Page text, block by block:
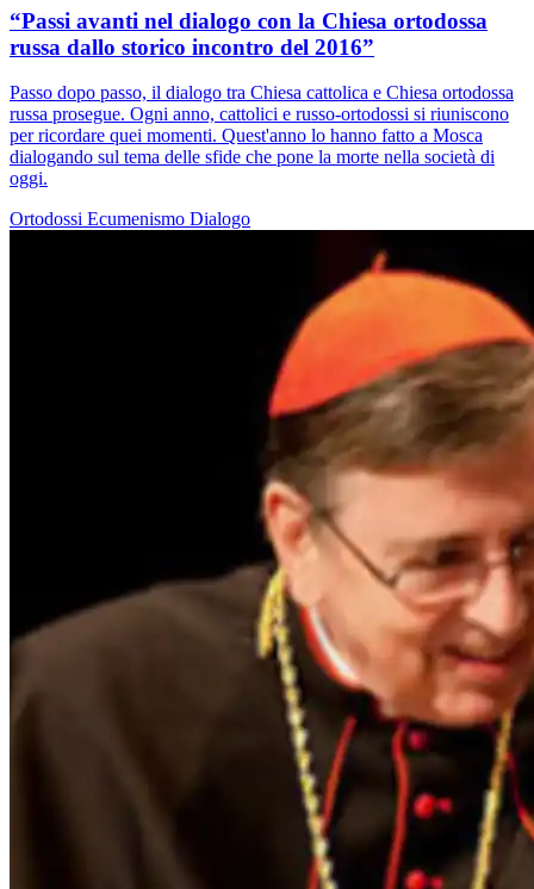
“Passi avanti nel dialogo con la Chiesa ortodossa
russa dallo storico incontro del 2016”
Passo dopo passo, il dialogo tra Chiesa cattolica e Chiesa ortodossa
russa prosegue. Ogni anno, cattolici e russo-ortodossi si riuniscono
per ricordare quei momenti. Quest'anno lo hanno fatto a Mosca
dialogando sul tema delle sfide che pone la morte nella società di
oggi.
Ortodossi Ecumenismo Dialogo